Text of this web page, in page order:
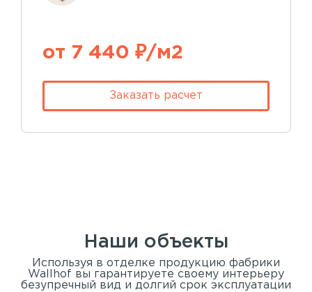
от 7 440 ₽/м2
Заказать расчет
Наши объекты
Используя в отделке продукцию фабрики
Wallhof вы гарантируете своему интерьеру
безупречный вид и долгий срок эксплуатации